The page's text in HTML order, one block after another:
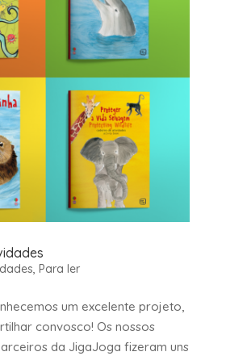
, Para ler
um excelente projeto,
convosco! Os nossos
da JigaJoga fizeram uns